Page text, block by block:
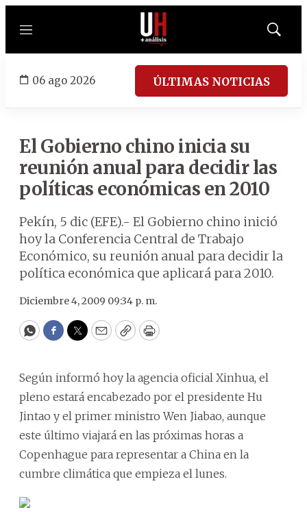
Menú
Mostrar
06 ago 2026 ÚLTIMAS NOTICIAS
El Gobierno chino inicia su
reunión anual para decidir las
políticas económicas en 2010
Pekín, 5 dic (EFE).- El Gobierno chino inició
hoy la Conferencia Central de Trabajo
Económico, su reunión anual para decidir la
política económica que aplicará para 2010.
Diciembre 4, 2009 09:34 p. m.
WhatsApp
Facebook
Twitter
EmailCopyPrint
Según informó hoy la agencia oficial Xinhua, el
pleno estará encabezado por el presidente Hu
Jintao y el primer ministro Wen Jiabao, aunque
este último viajará en las próximas horas a
Copenhague para representar a China en la
cumbre climática que empieza el lunes.